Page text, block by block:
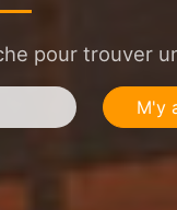
pour trouver
M'y